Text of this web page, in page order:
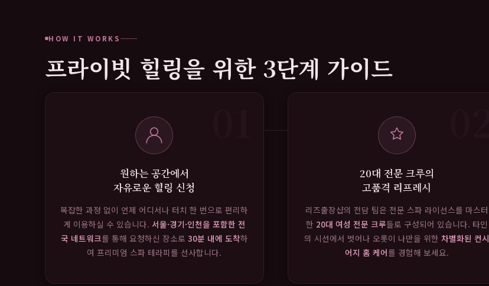
HOW IT WORKS
프라이빗 힐링을 위한 3단계 가이드
원하는 공간에서
자유로운 힐링 신청
복잡한 과정 없이 언제 어디서나 터치 한 번으로 편리하
게 이용하실 수 있습니다. 서울·경기·인천을 포함한 전
국 네트워크를 통해 요청하신 장소로 30분 내에 도착하
여 프리미엄 스파 테라피를 선사합니다.
20대 전문 크루의
고품격 리프레시
리즈출장샵의 전담 팀은 전문 스파 라이선스를 마스터
한 20대 여성 전문 크루들로 구성되어 있습니다. 타인
의 시선에서 벗어나 오롯이 나만을 위한 차별화된 컨시
어지 홈 케어를 경험해 보세요.